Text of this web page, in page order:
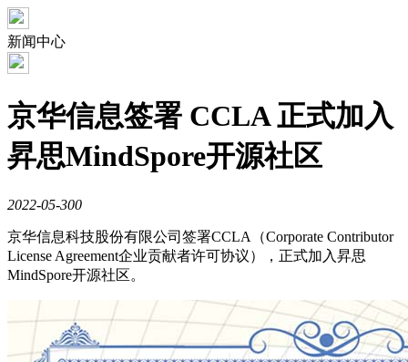
新闻中心
京华信息签署 CCLA 正式加入
昇思MindSpore开源社区
2022-05-300
京华信息科技股份有限公司签署CCLA（Corporate Contributor
License Agreement企业贡献者许可协议），正式加入昇思
MindSpore开源社区。